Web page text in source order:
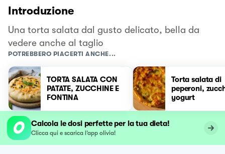
Introduzione
Una torta salata dal gusto delicato, bella da
vedere anche al taglio
POTREBBERO PIACERTI ANCHE...
TORTA SALATA CON
PATATE, ZUCCHINE E
FONTINA
Torta salata di
peperoni,
yogurt
Calcola le dosi perfette per la tua dieta!
Clicca qui e scarica l’app olivia!